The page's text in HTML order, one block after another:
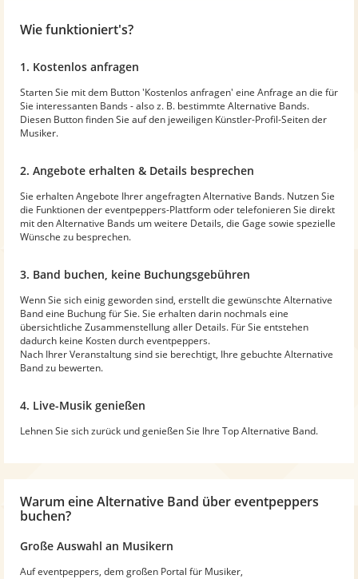
Wie funktioniert's?
1. Kostenlos anfragen
Starten Sie mit dem Button 'Kostenlos anfragen' eine Anfrage an die für
Sie interessanten Bands - also z. B. bestimmte Alternative Bands.
Diesen Button finden Sie auf den jeweiligen Künstler-Profil-Seiten der
Musiker.
2. Angebote erhalten & Details besprechen
Sie erhalten Angebote Ihrer angefragten Alternative Bands. Nutzen Sie
die Funktionen der eventpeppers-Plattform oder telefonieren Sie direkt
mit den Alternative Bands um weitere Details, die Gage sowie spezielle
Wünsche zu besprechen.
3. Band buchen, keine Buchungsgebühren
Wenn Sie sich einig geworden sind, erstellt die gewünschte Alternative
Band eine Buchung für Sie. Sie erhalten darin nochmals eine
übersichtliche Zusammenstellung aller Details. Für Sie entstehen
dadurch keine Kosten durch eventpeppers.
Nach Ihrer Veranstaltung sind sie berechtigt, Ihre gebuchte Alternative
Band zu bewerten.
4. Live-Musik genießen
Lehnen Sie sich zurück und genießen Sie Ihre Top Alternative Band.
Warum eine Alternative Band über eventpeppers
buchen?
Große Auswahl an Musikern
Auf eventpeppers, dem großen Portal für Musiker,